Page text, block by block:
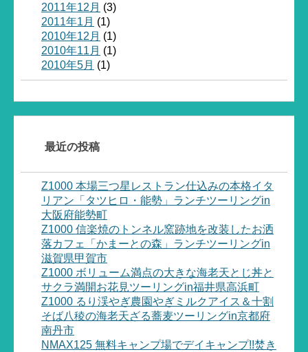
2011年12月 (3)
2011年1月 (1)
2010年12月 (1)
2010年11月 (1)
2010年5月 (1)
最近の投稿
Z1000 本場三つ星レストラン仕込みの本格イタ
リアン「タツヒロ・能勢」ランチツーリングin
大阪府能勢町
Z1000 信楽焼のトンネル窯跡地を改装したお洒
落カフェ「かまーとの森」ランチツーリングin
滋賀県甲賀市
Z1000 ボリューム満点の大きな海老天とじ丼と
サクラ満開お花見ツーリングin福井県高浜町
Z1000 るり渓やぎ農園やぎミルクアイス＆十割
そば八稜の海老天ざる蕎麦ツーリングin京都府
南丹市
NMAX125 無料キャンプ場でデイキャンプ!!焚き